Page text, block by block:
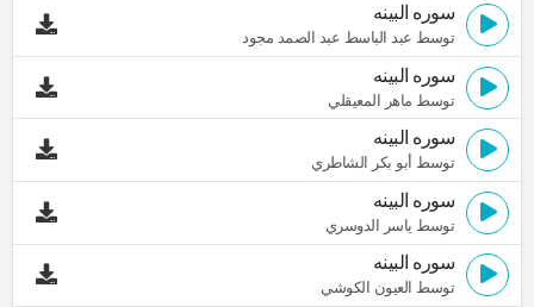
سوره البينه
توسط عبد الباسط عبد الصمد مجود
سوره البينه
توسط ماهر المعيقلي
سوره البينه
توسط أبو بكر الشاطري
سوره البينه
توسط ياسر الدوسري
سوره البينه
توسط العيون الكوشي